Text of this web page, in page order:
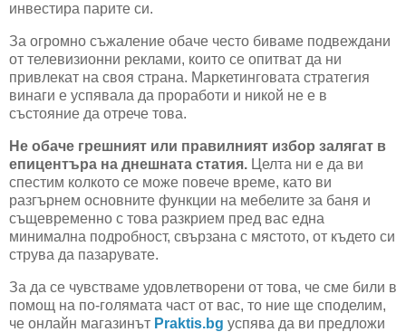
инвестира парите си.
За огромно съжаление обаче често биваме подвеждани
от телевизионни реклами, които се опитват да ни
привлекат на своя страна. Маркетинговата стратегия
винаги е успявала да проработи и никой не е в
състояние да отрече това.
Не обаче грешният или правилният избор залягат в
епицентъра на днешната статия. Целта ни е да ви
спестим колкото се може повече време, като ви
разгърнем основните функции на мебелите за баня и
същевременно с това разкрием пред вас една
минимална подробност, свързана с мястото, от където си
струва да пазарувате.
За да се чувстваме удовлетворени от това, че сме били в
помощ на по-голямата част от вас, то ние ще споделим,
че онлайн магазинът Praktis.bg успява да ви предложи